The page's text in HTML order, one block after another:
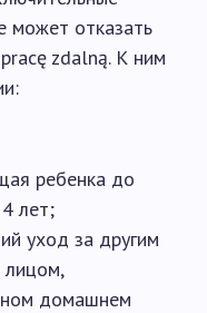
может отказать
zdalną. К ним
ребенка до
лет;
уход за другим
лицом,
домашнем